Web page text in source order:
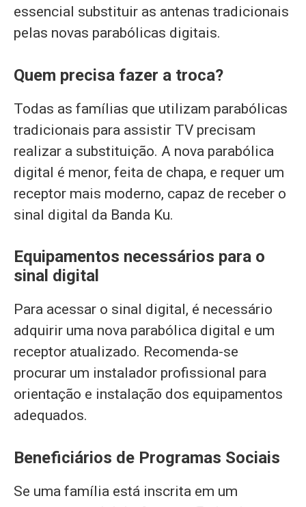
essencial substituir as antenas tradicionais
pelas novas parabólicas digitais.
Quem precisa fazer a troca?
Todas as famílias que utilizam parabólicas
tradicionais para assistir TV precisam
realizar a substituição. A nova parabólica
digital é menor, feita de chapa, e requer um
receptor mais moderno, capaz de receber o
sinal digital da Banda Ku.
Equipamentos necessários para o
sinal digital
Para acessar o sinal digital, é necessário
adquirir uma nova parabólica digital e um
receptor atualizado. Recomenda-se
procurar um instalador profissional para
orientação e instalação dos equipamentos
adequados.
Beneficiários de Programas Sociais
Se uma família está inscrita em um